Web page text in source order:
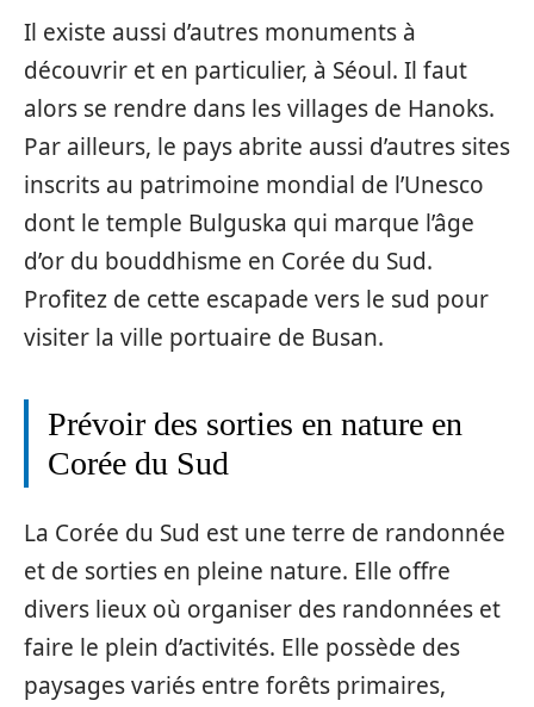
Il existe aussi d’autres monuments à
découvrir et en particulier, à Séoul. Il faut
alors se rendre dans les villages de Hanoks.
Par ailleurs, le pays abrite aussi d’autres sites
inscrits au patrimoine mondial de l’Unesco
dont le temple Bulguska qui marque l’âge
d’or du bouddhisme en Corée du Sud.
Profitez de cette escapade vers le sud pour
visiter la ville portuaire de Busan.
Prévoir des sorties en nature en
Corée du Sud
La Corée du Sud est une terre de randonnée
et de sorties en pleine nature. Elle offre
divers lieux où organiser des randonnées et
faire le plein d’activités. Elle possède des
paysages variés entre forêts primaires,